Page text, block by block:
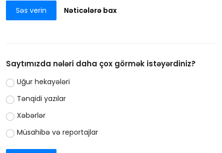
Səs verin Nəticələrə bax
Saytımızda nələri daha çox görmək istəyərdiniz?
Uğur hekayələri
Tənqidi yazılar
Xəbərlər
Müsahibə və reportajlar